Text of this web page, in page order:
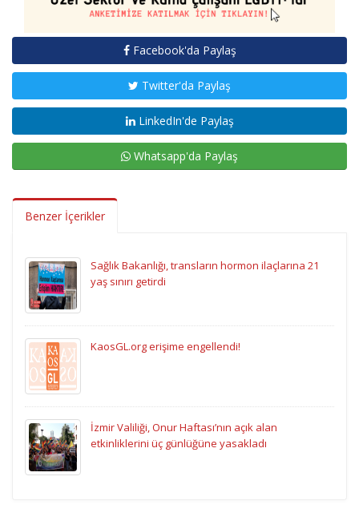
Facebook'da Paylaş
Twitter'da Paylaş
LinkedIn'de Paylaş
Whatsapp'da Paylaş
Benzer İçerikler
Sağlık Bakanlığı, transların hormon ilaçlarına 21
yaş sınırı getirdi
KaosGL.org erişime engellendi!
İzmir Valiliği, Onur Haftası’nın açık alan
etkinliklerini üç günlüğüne yasakladı